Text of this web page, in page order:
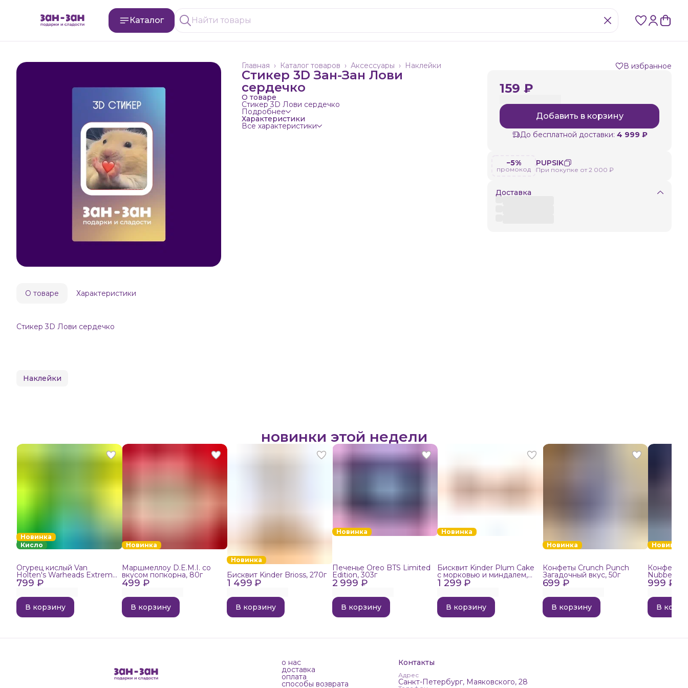
Каталог
Наклейки
Аксессуары ›
Каталог товаров ›
Главная ›
Стикер 3D Зан-Зан Лови
сердечко
О товаре
Стикер 3D Лови сердечко
Подробнее
Характеристики
Все характеристики
В избранное
159 ₽
Добавить в корзину
До бесплатной доставки: 4 999 ₽
−5%
промокод
PUPSIK
При покупке от 2 000 ₽
Доставка
О товаре Характеристики
Стикер 3D Лови сердечко
Наклейки
новинки этой недели
Новинка
Кисло
799 ₽
Огурец кислый Van
Holten's Warheads Extreme
Sour, 140г
В корзину
Новинка
499 ₽
Маршмеллоу D.E.M.I. со
вкусом попкорна, 80г
В корзину
Новинка
1 499 ₽
Бисквит Kinder Brioss, 270г
В корзину
Новинка
2 999 ₽
Печенье Oreo BTS Limited
Edition, 303г
В корзину
Новинка
1 299 ₽
Бисквит Kinder Plum Cake
с морковью и миндалем,
192г
В корзину
Новинка
699 ₽
Конфеты Crunch Punch
Загадочный вкус, 50г
В корзину
Новинка
999 ₽
Конфеты
Nubbee
В
о нас
доставка
оплата
способы возврата
Контакты
Адрес
Санкт-Петербург, Маяковского, 28